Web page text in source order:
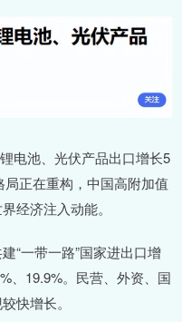
电池、光伏产品出口增长5
正在重构，中国高附加值
经济注入动能。
“一带一路”国家进出口增
、19.9%。民营、外资、国
快增长。